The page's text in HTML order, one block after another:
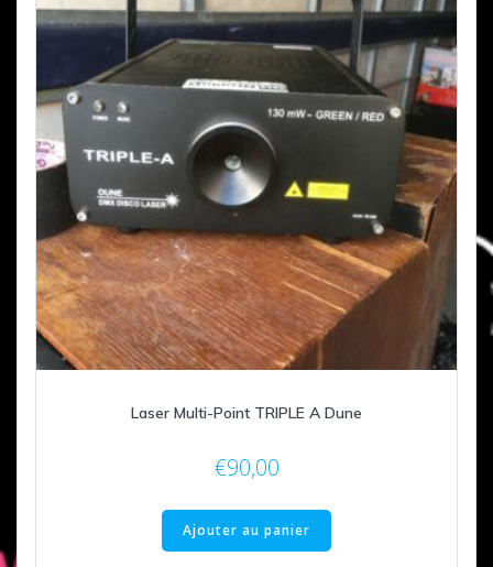
Laser Multi-Point TRIPLE A Dune
€90,00
Ajouter au panier